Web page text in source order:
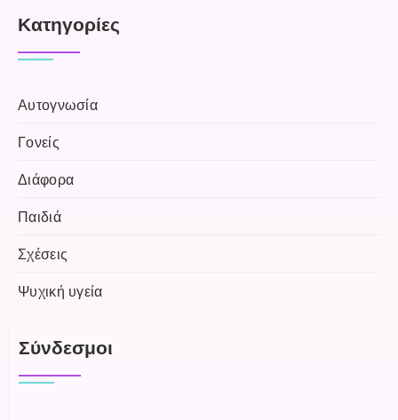
Kατηγορίες
Αυτογνωσία
Γονείς
Διάφορα
Παιδιά
Σχέσεις
Ψυχική υγεία
Σύνδεσμοι